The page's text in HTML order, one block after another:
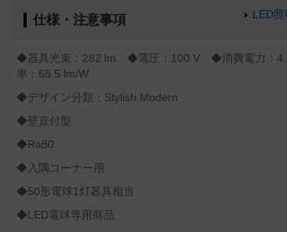
仕様・注意事項 LED
◆器具光束：282 lm ◆電圧：100 V ◆消費電力：
率：65.5 lm/W
◆デザイン分類：Stylish Modern
◆壁直付型
◆Ra80
◆入隅コーナー用
◆50形電球1灯器具相当
◆LED電球専用商品